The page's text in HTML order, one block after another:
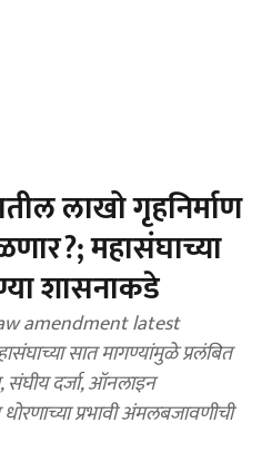
लाखो गृहनिर्माण
महासंघाच्या
शासनाकडे
amendment latest
सात मागण्यांमुळे प्रलंबित
संघीय दर्जा, ऑनलाइन
प्रभावी अंमलबजावणीची